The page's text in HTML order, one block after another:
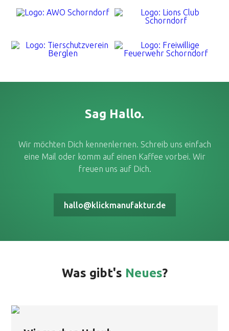
Sag Hallo.
Wir möchten Dich kennenlernen. Schreib uns einfach
eine Mail oder komm auf einen Kaffee vorbei. Wir
freuen uns auf Dich.
hallo@klickmanufaktur.de
Was gibt's Neues?